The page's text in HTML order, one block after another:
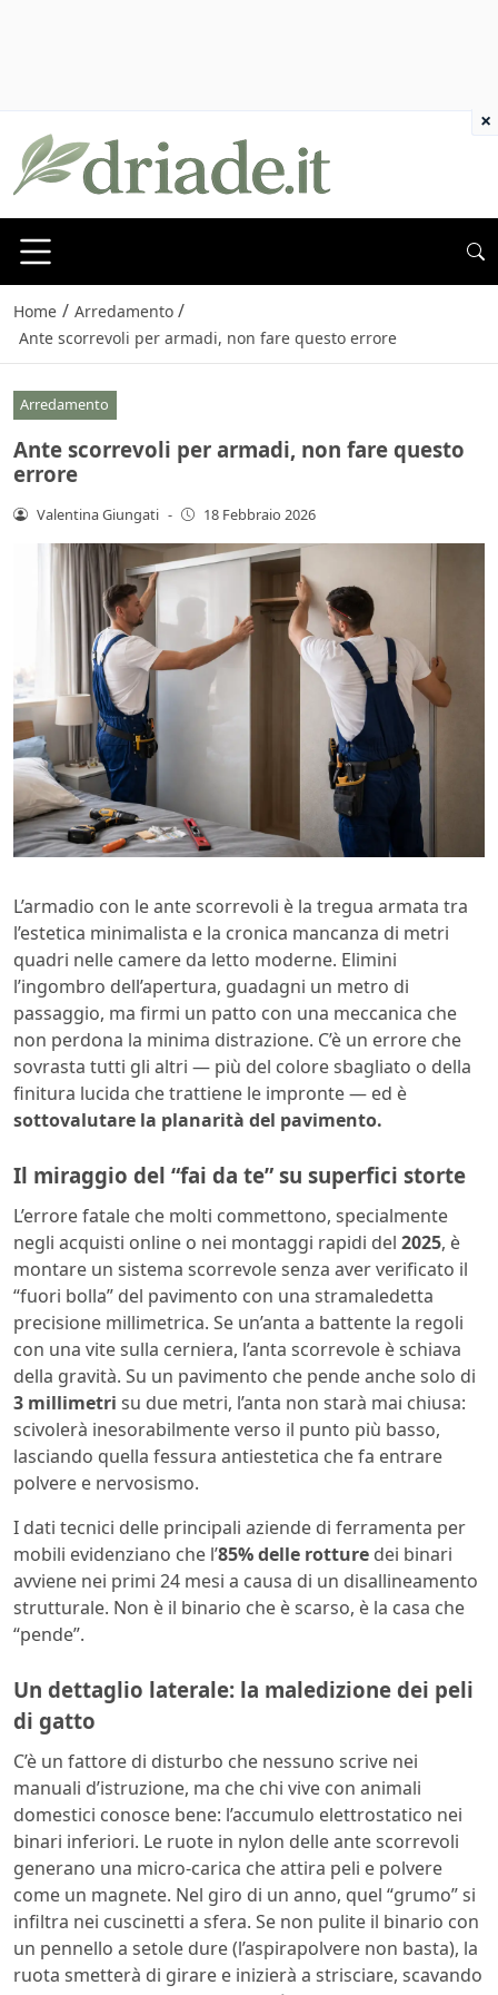
Home / Arredamento /
Ante scorrevoli per armadi, non fare questo errore
Arredamento
Ante scorrevoli per armadi, non fare questo
errore
Valentina Giungati - 18 Febbraio 2026
L’armadio con le ante scorrevoli è la tregua armata tra
l’estetica minimalista e la cronica mancanza di metri
quadri nelle camere da letto moderne. Elimini
l’ingombro dell’apertura, guadagni un metro di
passaggio, ma firmi un patto con una meccanica che
non perdona la minima distrazione. C’è un errore che
sovrasta tutti gli altri — più del colore sbagliato o della
finitura lucida che trattiene le impronte — ed è
sottovalutare la planarità del pavimento.
Il miraggio del “fai da te” su superfici storte
L’errore fatale che molti commettono, specialmente
negli acquisti online o nei montaggi rapidi del 2025, è
montare un sistema scorrevole senza aver verificato il
“fuori bolla” del pavimento con una stramaledetta
precisione millimetrica. Se un’anta a battente la regoli
con una vite sulla cerniera, l’anta scorrevole è schiava
della gravità. Su un pavimento che pende anche solo di
3 millimetri su due metri, l’anta non starà mai chiusa:
scivolerà inesorabilmente verso il punto più basso,
lasciando quella fessura antiestetica che fa entrare
polvere e nervosismo.
I dati tecnici delle principali aziende di ferramenta per
mobili evidenziano che l’85% delle rotture dei binari
avviene nei primi 24 mesi a causa di un disallineamento
strutturale. Non è il binario che è scarso, è la casa che
“pende”.
Un dettaglio laterale: la maledizione dei peli
di gatto
C’è un fattore di disturbo che nessuno scrive nei
manuali d’istruzione, ma che chi vive con animali
domestici conosce bene: l’accumulo elettrostatico nei
binari inferiori. Le ruote in nylon delle ante scorrevoli
generano una micro-carica che attira peli e polvere
come un magnete. Nel giro di un anno, quel “grumo” si
infiltra nei cuscinetti a sfera. Se non pulite il binario con
un pennello a setole dure (l’aspirapolvere non basta), la
ruota smetterà di girare e inizierà a strisciare, scavando
×